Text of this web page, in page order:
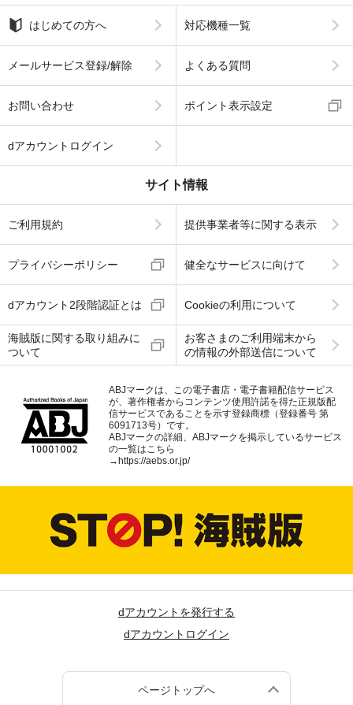
はじめての方へ 対応機種一覧
メールサービス登録/解除 よくある質問
お問い合わせ ポイント表示設定
dアカウントログイン
サイト情報
ご利用規約 提供事業者等に関する表示
プライバシーポリシー 健全なサービスに向けて
dアカウント2段階認証とは Cookieの利用について
海賊版に関する取り組みに
ついて
お客さまのご利用端末から
の情報の外部送信について
ABJマークは、この電子書店・電子書籍配信サービス
が、著作権者からコンテンツ使用許諾を得た正規版配
信サービスであることを示す登録商標（登録番号 第
6091713号）です。
ABJマークの詳細、ABJマークを掲示しているサービス
の一覧はこちら
→https://aebs.or.jp/
dアカウントを発行する
dアカウントログイン
ページトップへ